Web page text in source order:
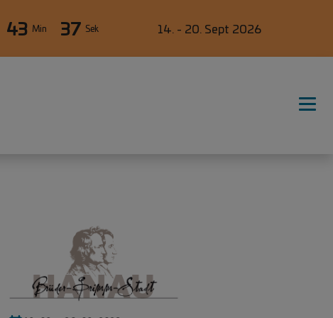
43 Min 36 Sek 14. - 20. Sept 2026